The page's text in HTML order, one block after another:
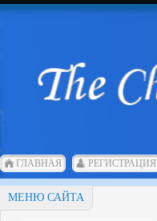
ГЛАВНАЯ РЕГИСТРАЦИЯ
МЕНЮ САЙТА